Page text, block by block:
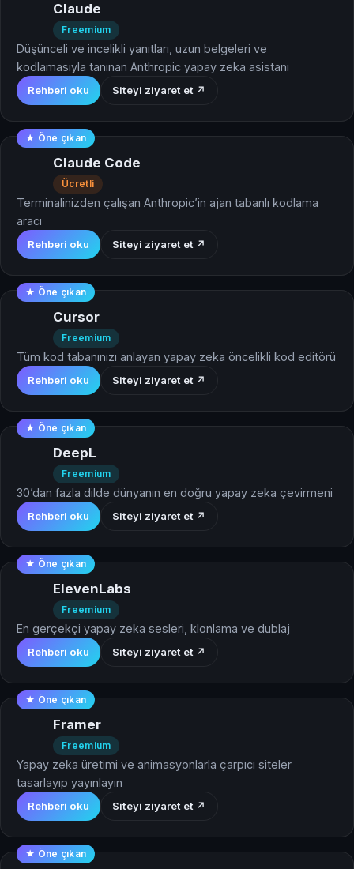
Claude
Freemium
Düşünceli ve incelikli yanıtları, uzun belgeleri ve
kodlamasıyla tanınan Anthropic yapay zeka asistanı
Rehberi oku Siteyi ziyaret et ↗
★ Öne çıkan
Claude Code
Ücretli
Terminalinizden çalışan Anthropic’in ajan tabanlı kodlama
aracı
Rehberi oku Siteyi ziyaret et ↗
★ Öne çıkan
Cursor
Freemium
Tüm kod tabanınızı anlayan yapay zeka öncelikli kod editörü
Rehberi oku Siteyi ziyaret et ↗
★ Öne çıkan
DeepL
Freemium
30’dan fazla dilde dünyanın en doğru yapay zeka çevirmeni
Rehberi oku Siteyi ziyaret et ↗
★ Öne çıkan
ElevenLabs
Freemium
En gerçekçi yapay zeka sesleri, klonlama ve dublaj
Rehberi oku Siteyi ziyaret et ↗
★ Öne çıkan
Framer
Freemium
Yapay zeka üretimi ve animasyonlarla çarpıcı siteler
tasarlayıp yayınlayın
Rehberi oku Siteyi ziyaret et ↗
★ Öne çıkan